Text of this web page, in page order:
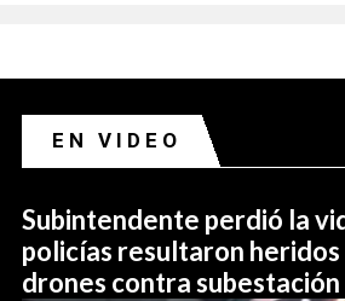
EN VIDEO
Subintendente perdió la
policías resultaron
drones contra subestación